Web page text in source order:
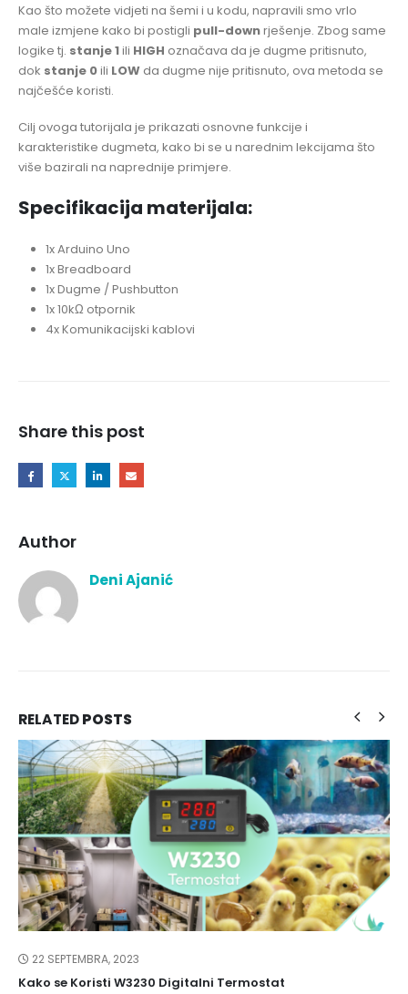
Kao što možete vidjeti na šemi i u kodu, napravili smo vrlo
male izmjene kako bi postigli pull-downrješenje. Zbog same
logike tj. stanje 1ili HIGH označava da je dugme pritisnuto,
dok stanje 0ili LOW da dugme nije pritisnuto, ova metoda se
najčešće koristi.
Cilj ovoga tutorijala je prikazati osnovne funkcije i
karakteristike dugmeta, kako bi se u narednim lekcijama što
više bazirali na naprednije primjere.
Specifikacija materijala:
1x Arduino Uno
1x Breadboard
1x Dugme / Pushbutton
1x 10kΩ otpornik
4x Komunikacijski kablovi
Share this post
Author
Deni Ajanić
RELATEDPOSTS
22 SEPTEMBRA, 2023
Kako se Koristi W3230 Digitalni Termostat